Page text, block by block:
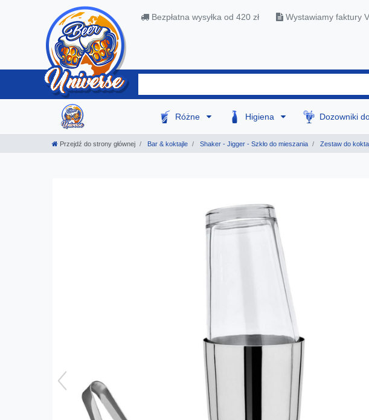
Bezpłatna wysyłka od 420 zł Wystawiamy faktury
Różne Higiena Dozowniki
Przejdź do strony głównej Bar & koktajle Shaker - Jigger - Szkło do mieszania Zestaw do